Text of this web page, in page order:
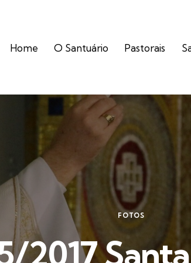
Home O Santuário Pastorais
FOTOS
2017